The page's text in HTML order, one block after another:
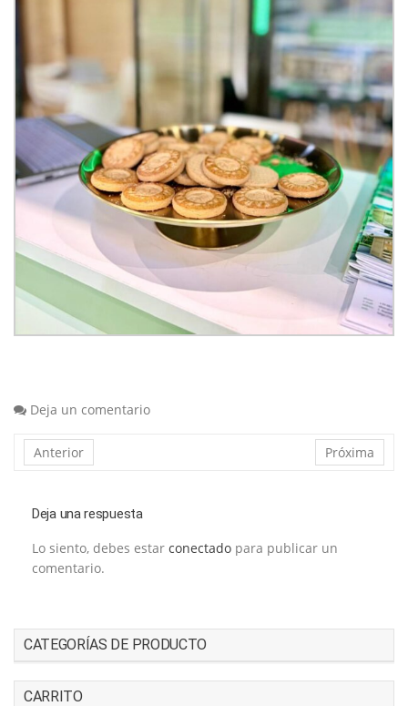
Deja un comentario
Anterior Próxima
Deja una respuesta
Lo siento, debes estar conectado para publicar un
comentario.
CATEGORÍAS DE PRODUCTO
CARRITO